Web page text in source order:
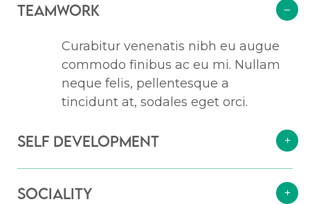
Teamwork
Curabitur venenatis nibh eu augue
commodo finibus ac eu mi. Nullam
neque felis, pellentesque a
tincidunt at, sodales eget orci.
Self Development
Sociality